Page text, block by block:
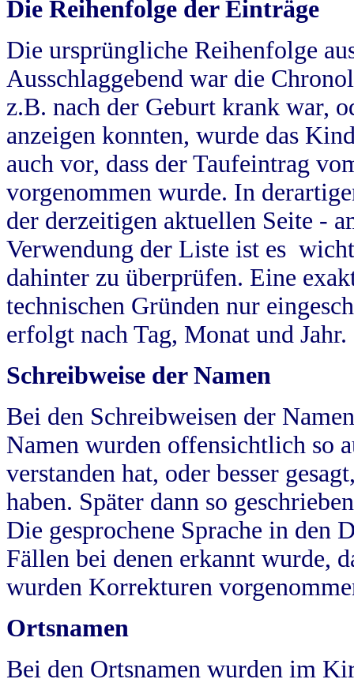
Die Reihenfolge der Einträge
Die ursprüngliche Reihenfolge
Ausschlaggebend war die
z.B. nach der Geburt krank war,
anzeigen konnten, wurde das
auch vor, dass der Taufeintrag
vorgenommen wurde. In
der derzeitigen aktuellen Seite -
Verwendung der Liste ist es
dahinter zu überprüfen. Eine
technischen Gründen nur
erfolgt nach Tag, Monat und Jahr.
Schreibweise der Namen
Bei den Schreibweisen der
Namen wurden offensichtlich so
verstanden hat, oder besser
haben. Später dann so
Die gesprochene Sprache in
Fällen bei denen erkannt wurde,
wurden Korrekturen
Ortsnamen
Bei den Ortsnamen wurden im